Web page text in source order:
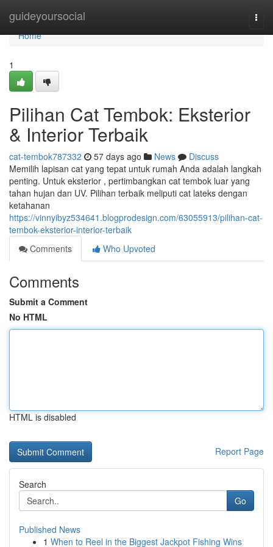
guideyoursocial
Home
Home
1
Pilihan Cat Tembok: Eksterior
& Interior Terbaik
cat-tembok787332 57 days ago News
Discuss
Memilih lapisan cat yang tepat untuk rumah Anda adalah langkah
penting. Untuk eksterior , pertimbangkan cat tembok luar yang
tahan hujan dan UV. Pilihan terbaik meliputi cat lateks dengan
ketahanan
https://vinnyibyz534641.blogprodesign.com/63055913/pilihan-cat-
tembok-eksterior-interior-terbaik
Comments
Who Upvoted
Comments
Submit a Comment
No HTML
HTML is disabled
Report Page
Search
Go
Published News
1 When to Reel in the Biggest Jackpot Fishing Wins